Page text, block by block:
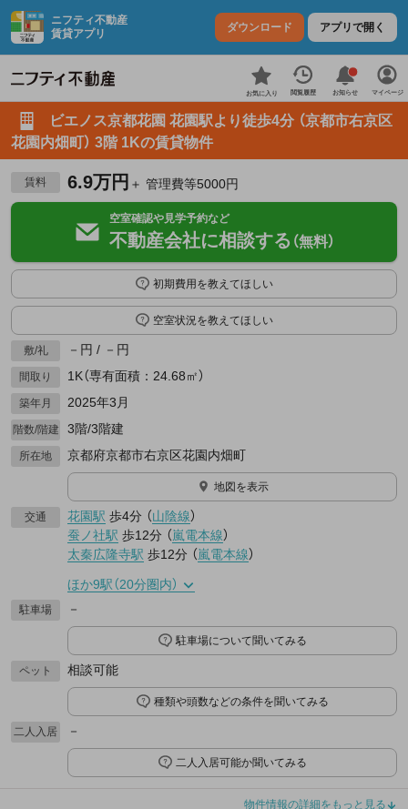
ニフティ不動産
賃貸アプリ
ダウンロード アプリで開く
お気に入り 閲覧履歴 お知らせ マイページ
ビエノス京都花園 花園駅より徒歩4分 （京都市右京区
花園内畑町） 3階 1Kの賃貸物件
賃料 6.9万円 ＋ 管理費等5000円
空室確認や見学予約など
不動産会社に相談する （無料）
初期費用を教えてほしい
空室状況を教えてほしい
敷/礼 －円 / －円
間取り 1K（専有面積：24.68㎡）
築年月 2025年3月
階数/階建 3階/3階建
所在地 京都府京都市右京区花園内畑町
地図を表示
交通 花園駅 歩4分 （山陰線）
蚕ノ社駅 歩12分 （嵐電本線）
太秦広隆寺駅 歩12分 （嵐電本線）
ほか9駅（20分圏内）
駐車場 －
駐車場について聞いてみる
ペット 相談可能
種類や頭数などの条件を聞いてみる
二人入居 －
二人入居可能か聞いてみる
物件情報の詳細をもっと見る